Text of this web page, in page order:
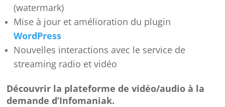
(watermark)
Mise à jour et amélioration du plugin
WordPress
Nouvelles interactions avec le service de
streaming radio et vidéo
Découvrir la plateforme de vidéo/audio à la
demande d’Infomaniak.